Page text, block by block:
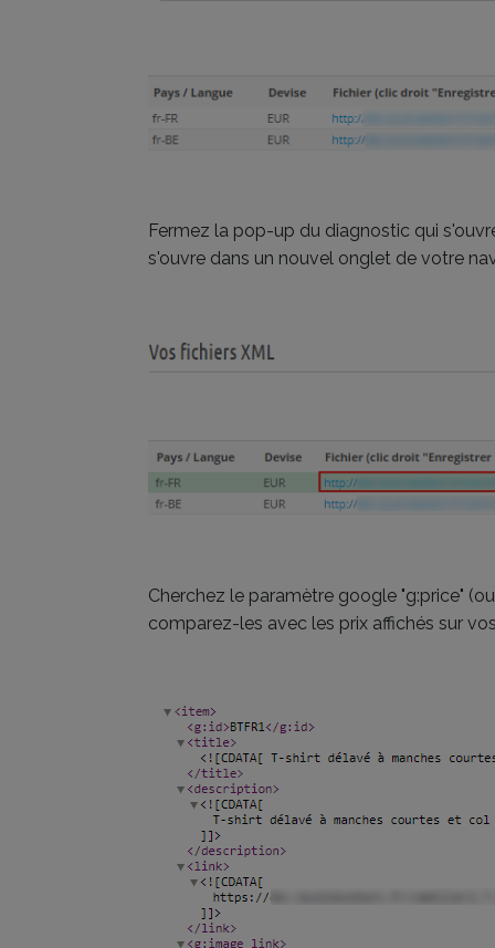
Fermez la pop-up du diagnostic qui
s'ouvre dans un nouvel onglet de votre
Cherchez le paramètre google "g:price"
comparez-les avec les prix affichés sur